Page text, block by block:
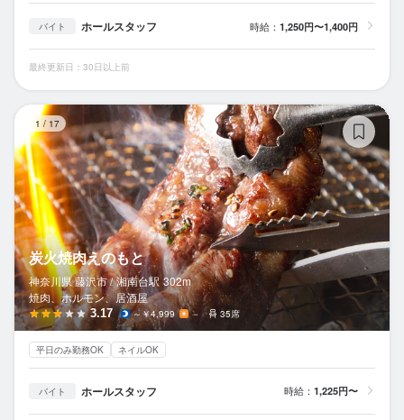
バイト ホールスタッフ 時給： 1,250円〜1,400円
最終更新日：30日以上前
1 / 17
炭火焼肉えのもと
神奈川県 藤沢市 / 湘南台駅 302m
焼肉、ホルモン、居酒屋
3.17 ～￥4,999 － 35席
平日のみ勤務OK ネイルOK
バイト ホールスタッフ 時給： 1,225円〜